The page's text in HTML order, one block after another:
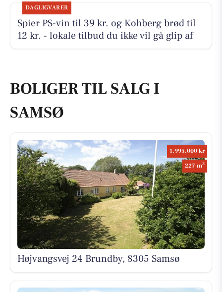
DAGLIGVARER
Spier PS-vin til 39 kr. og Kohberg brød til
12 kr. - lokale tilbud du ikke vil gå glip af
BOLIGER TIL SALG I
SAMSØ
1.995.000 kr
227 m2
Højvangsvej 24 Brundby, 8305 Samsø